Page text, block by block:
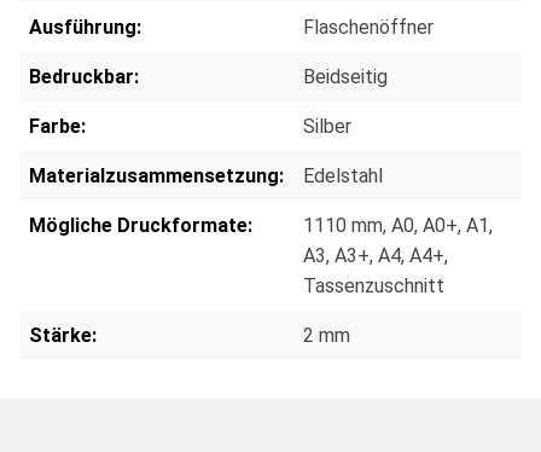
Ausführung: Flaschenöffner
Bedruckbar: Beidseitig
Farbe: Silber
Materialzusammensetzung: Edelstahl
Mögliche Druckformate: 1110 mm, A0, A0+, A1,
A3, A3+, A4, A4+,
Tassenzuschnitt
Stärke: 2 mm